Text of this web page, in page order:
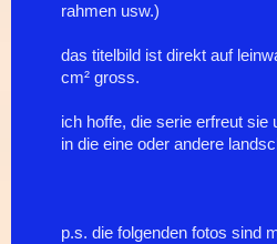
rahmen usw.)
das titelbild ist direkt auf
cm² gross.
ich hoffe, die serie erfreut sie
in die eine oder andere
p.s. die folgenden fotos sind